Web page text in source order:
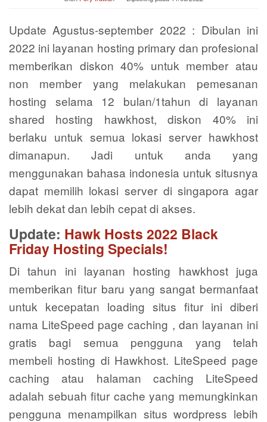
Update Agustus-september 2022 : Dibulan ini
2022 ini layanan hosting primary dan profesional
memberikan diskon 40% untuk member atau
non member yang melakukan pemesanan
hosting selama 12 bulan/1tahun di layanan
shared hosting hawkhost, diskon 40% ini
berlaku untuk semua lokasi server hawkhost
dimanapun. Jadi untuk anda yang
menggunakan bahasa indonesia untuk situsnya
dapat memilih lokasi server di singapora agar
lebih dekat dan lebih cepat di akses.
Update: Hawk Hosts 2022 Black
Friday Hosting Specials!
Di tahun ini layanan hosting hawkhost juga
memberikan fitur baru yang sangat bermanfaat
untuk kecepatan loading situs fitur ini diberi
nama LiteSpeed page caching , dan layanan ini
gratis bagi semua pengguna yang telah
membeli hosting di Hawkhost. LiteSpeed page
caching atau halaman caching LiteSpeed
adalah sebuah fitur cache yang memungkinkan
pengguna menampilkan situs wordpress lebih